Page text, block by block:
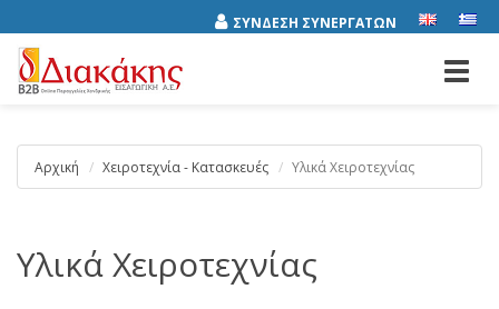
ΣΥΝΔΕΣΗ ΣΥΝΕΡΓΑΤΩΝ
Αρχική Χειροτεχνία - Κατασκευές Υλικά Χειροτεχνίας
Υλικά Χειροτεχνίας